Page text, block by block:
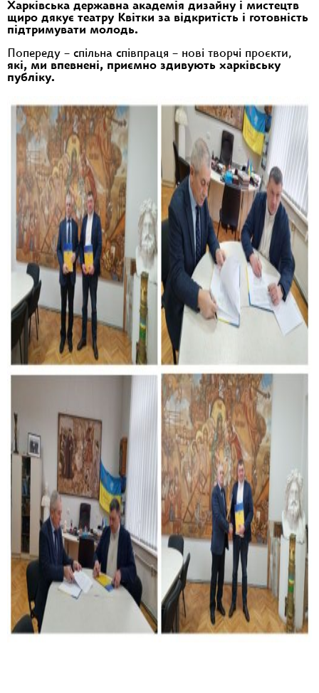
Харківська державна академія дизайну і мистецтв
щиро дякує театру Квітки за відкритість і готовність
підтримувати молодь.
Попереду – спільна співпраця – нові творчі проєкти,
які, ми впевнені, приємно здивують харківську
публіку.